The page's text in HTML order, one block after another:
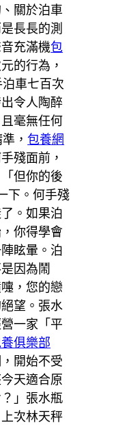
關於泊車
長長的測
充滿機包
的行為，
車七百次
令人陶醉
毫無任何
，包養網
殘面前，
但你的後
下。何手殘
。如果泊
你得學會
眩暈。泊
因為鬧
，您的戀
望。張水
一家「平
俱樂部
開始不受
天適合原
」張水瓶
次林天秤